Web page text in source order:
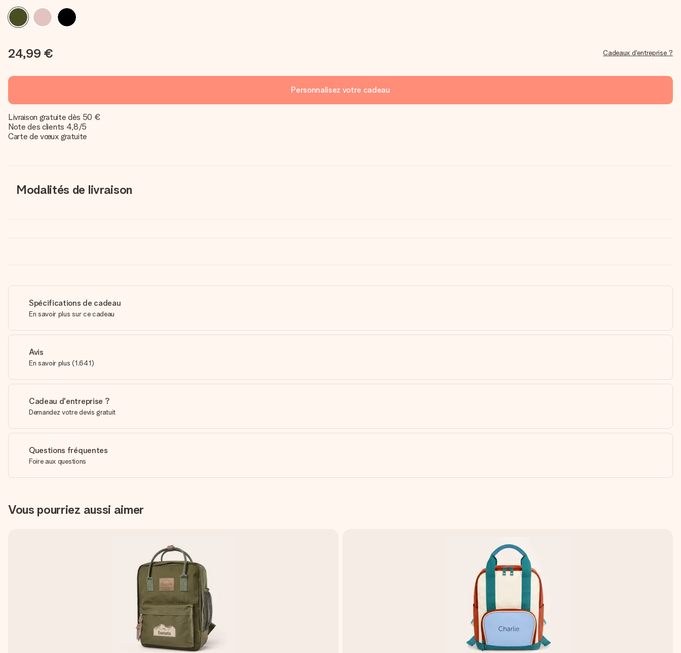
24,99 € Cadeaux d'entreprise ?
Personnalisez votre cadeau
Livraison gratuite dès 50 €
Note des clients 4,8/5
Carte de vœux gratuite
Modalités de livraison
Spécifications de cadeau
En savoir plus sur ce cadeau
Avis
En savoir plus (1,641)
Cadeau d'entreprise ?
Demandez votre devis gratuit
Questions fréquentes
Foire aux questions
Vous pourriez aussi aimer